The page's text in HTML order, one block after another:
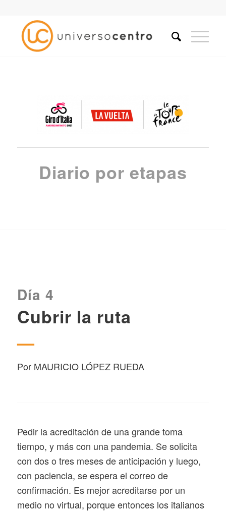
Diario por etapas
Día 4
Cubrir la ruta
—
Por MAURICIO LÓPEZ RUEDA
Pedir la acreditación de una grande toma
tiempo, y más con una pandemia. Se solicita
con dos o tres meses de anticipación y luego,
con paciencia, se espera el correo de
confirmación. Es mejor acreditarse por un
medio no virtual, porque entonces los italianos